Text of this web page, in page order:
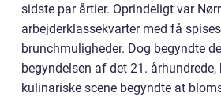
sidste par årtier. Oprindeligt var
arbejderklassekvarter med få
brunchmuligheder. Dog begyndte
begyndelsen af det 21. århundrede,
kulinariske scene begyndte at